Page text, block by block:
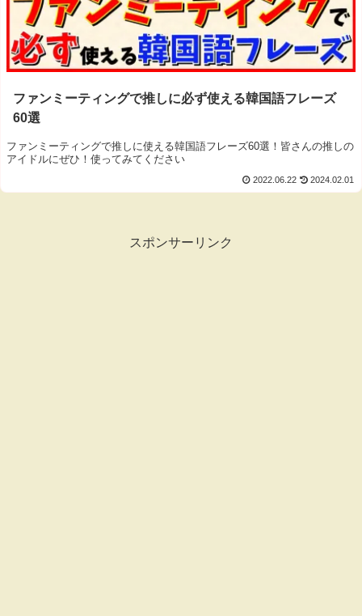
ファンミーティングで推しに必ず使える韓国語フレーズ
60選
ファンミーティングで推しに使える韓国語フレーズ60選！皆さんの推しの
アイドルにぜひ！使ってみてください
2022.06.22 2024.02.01
スポンサーリンク